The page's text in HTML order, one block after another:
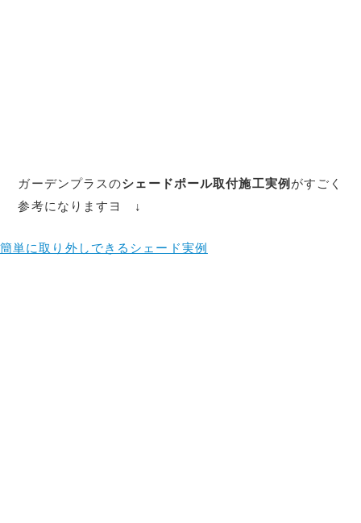
ガーデンプラスのシェードポール取付施工実例 がすごく
参考になりますヨ ↓
簡単に取り外しできるシェード実例